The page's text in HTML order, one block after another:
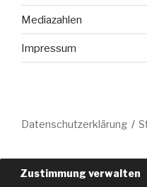
Mediazahlen
Impressum
Datenschutzerklärung
Zustimmung verwalten